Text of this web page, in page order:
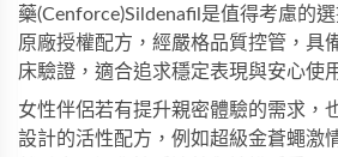
藥(Cenforce)Sildenafil 是值得考慮的
原廠授權配方，經嚴格品質控管，具
床驗證，適合追求穩定表現與安心使
女性伴侶若有提升親密體驗的需求，
設計的活性配方，例如超級金蒼蠅激